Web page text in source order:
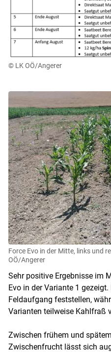
Skip to
© LK OÖ/Angerer
Force Evo in der Mitte, links und
OÖ/Angerer
Sehr positive Ergebnisse im
Evo in der Variante 1
Feldaufgang feststellen,
Varianten teilweise Kahlfraß
Zwischen frühem und
Zwischenfrucht lässt sich